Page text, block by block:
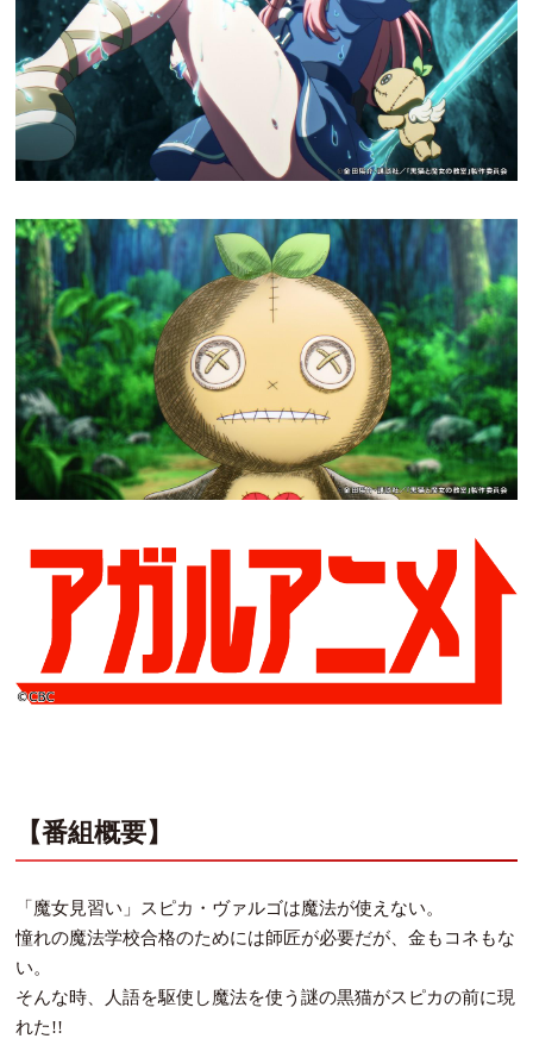
【番組概要】
「魔女見習い」スピカ・ヴァルゴは魔法が使えない。
憧れの魔法学校合格のためには師匠が必要だが、金もコネもな
い。
そんな時、人語を駆使し魔法を使う謎の黒猫がスピカの前に現
れた!!